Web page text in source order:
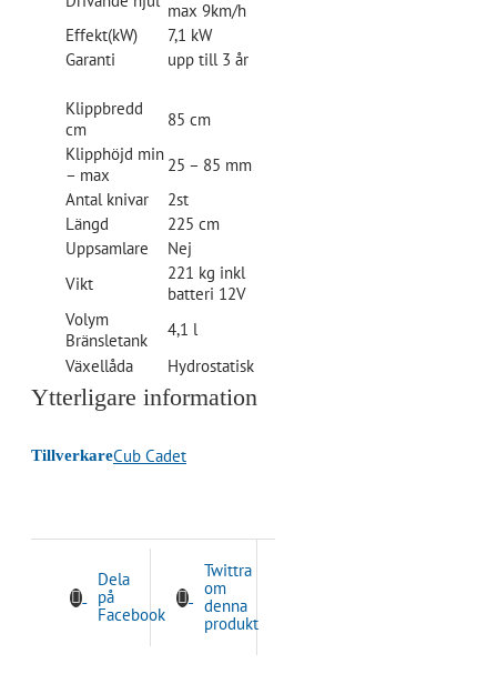
max 9km/h
Effekt(kW)
7,1 kW
Garanti
upp till 3 år
Klippbredd
cm
85 cm
Klipphöjd min
– max
25 – 85 mm
Antal knivar
2st
Längd
225 cm
Uppsamlare
Nej
Vikt
221 kg inkl
batteri 12V
Volym
Bränsletank
4,1 l
Växellåda
Hydrostatisk
Ytterligare information
TillverkareCub Cadet
Dela
på
Facebook
Twittra
om
denna
produkt